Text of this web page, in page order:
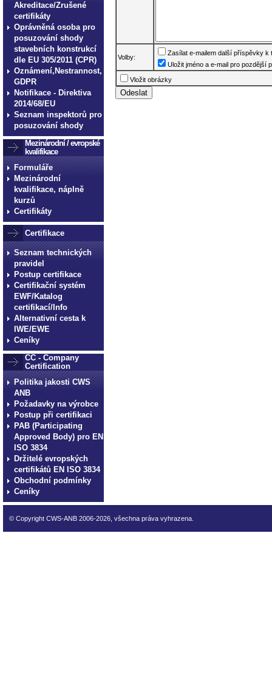
Akreditace/Zrušené
certifikáty
Oprávněná osoba pro
posuzování shody
stavebních konstrukcí
dle EU 305/2011 (CPR)
Oznámení,Nestrannost,
GDPR
Notifikace - Direktiva
2014/68/EU
Seznam inspektorů pro
posuzování shody
Mezinárodní / evropské
kvalifikace
Formuláře
Mezinárodní
kvalifikace, náplně
kurzů
Certifikáty
Certifikace
Seznam technických
pravidel
Postup certifikace
Certifikační systém
EWF/Katalog
certifikací/Info
Alternativní cesta k
IWE/EWE
Ceníky
CC - Company
Certification
Politika jakosti CWS
ANB
Požadavky na výrobce
Postup při certifikaci
PAB (Participating
Approved Body) pro EN
ISO 3834
Držitelé evropských
certifikátů EN ISO 3834
Obchodní podmínky
Ceníky
Volby:
Zasílat e-mailem další příspěvky k
Uložit jméno a e-mail pro pozdější
Vložit obrázky
© Copyright CWS-ANB 2006-2026, všechna práva vyhrazena.